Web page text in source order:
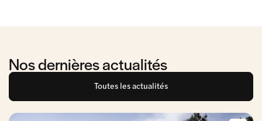
Nos dernières actualités
Toutes les actualités